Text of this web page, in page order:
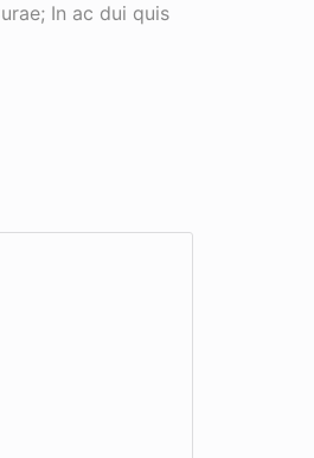
In ac dui quis